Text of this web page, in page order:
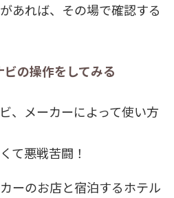
あれば、その場で確認する
の操作をしてみる
、メーカーによって使い方
て悪戦苦闘！
ーのお店と宿泊するホテル